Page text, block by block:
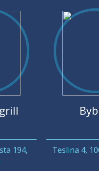
194,
Teslina 4,